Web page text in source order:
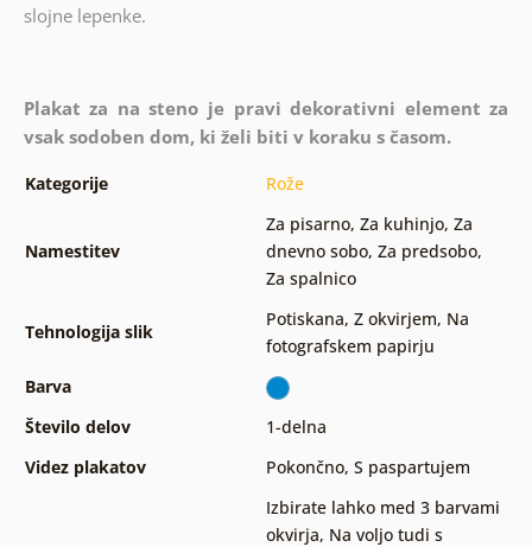
slojne lepenke.
Plakat za na steno je pravi dekorativni element za
vsak sodoben dom, ki želi biti v koraku s časom.
Kategorije Rože
Namestitev
Za pisarno, Za kuhinjo, Za
dnevno sobo, Za predsobo,
Za spalnico
Tehnologija slik
Potiskana, Z okvirjem, Na
fotografskem papirju
Barva
Število delov
1-delna
Videz plakatov
Pokončno, S paspartujem
Izbirate lahko med 3 barvami
okvirja, Na voljo tudi s